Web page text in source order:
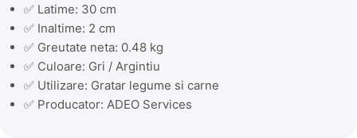
✅ Latime: 30 cm
✅ Inaltime: 2 cm
✅ Greutate neta: 0.48 kg
✅ Culoare: Gri / Argintiu
✅ Utilizare: Gratar legume si carne
✅ Producator: ADEO Services